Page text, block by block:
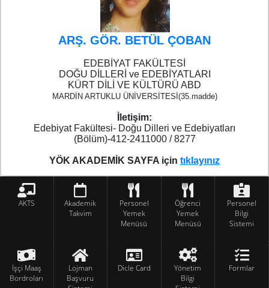
ARŞ. GÖR. BETÜL ÇOBAN
EDEBİYAT FAKÜLTESİ
DOĞU DİLLERİ ve EDEBİYATLARI
KÜRT DİLİ VE KÜLTÜRÜ ABD
MARDİN ARTUKLU ÜNİVERSİTESİ(35.madde)
İletişim:
Edebiyat Fakültesi- Doğu Dilleri ve Edebiyatları
(Bölüm)-412-2411000 / 8277
YÖK AKADEMİK SAYFA için tıklayınız
AKTS
Akademik
Takvim
Personel
Yemek
Menüsü
Öğrenci
Yemek
Menüsü
Personel
Bilgi
Sistemi
İşçi Maaş
Bordroları
Lojman
Başvuru
Dicle Card
Yönetim
Bilgi
Formlar